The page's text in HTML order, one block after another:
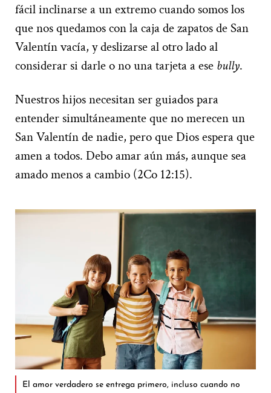
fácil inclinarse a un extremo cuando somos los
que nos quedamos con la caja de zapatos de San
Valentín vacía, y deslizarse al otro lado al
considerar si darle o no una tarjeta a ese bully.
Nuestros hijos necesitan ser guiados para
entender simultáneamente que no merecen un
San Valentín de nadie, pero que Dios espera que
amen a todos. Debo amar aún más, aunque sea
amado menos a cambio (2Co 12:15).
El amor verdadero se entrega primero, incluso cuando no